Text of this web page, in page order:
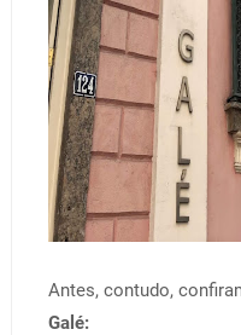
Antes, contudo,
Galé: